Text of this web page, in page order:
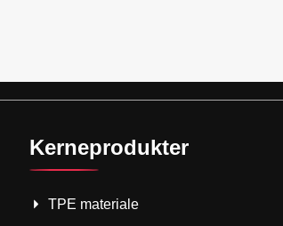
Kerneprodukter
TPE materiale